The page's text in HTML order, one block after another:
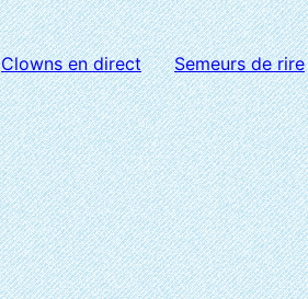
Clowns en direct Semeurs de rire